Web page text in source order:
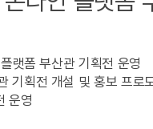
랫폼 부산관 기획전 운영
기획전 개설 및 홍보 프로
운영